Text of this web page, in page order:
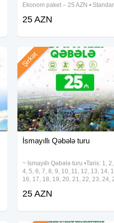
Ekonom paket – 25 AZN •
Qiymətə daxildir: • Komfortlu
25 AZN
İsmayıllı Qəbələ turu
~ İsmayıllı Qəbələ turu •Tarix: 1,
4, 5, 6, 7, 8, 9, 10, 11, 12, 13, 14,
16, 17, 18, 19, 20, 21, 22, 23, 24,
•Ekonom paket: 25 azn •Standart
Şirkət
25 AZN